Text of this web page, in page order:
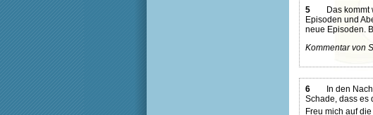
5
Das
Episoden und
neue Episoden.
Kommentar von
6
In den
Schade, dass es
Freu mich auf